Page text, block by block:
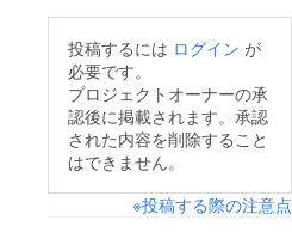
投稿するには ログイン が
必要です。
プロジェクトオーナーの承
認後に掲載されます。承認
された内容を削除すること
はできません。
※投稿する際の注意点